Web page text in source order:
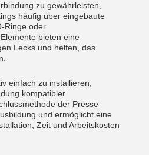
zu gewährleisten,
häufig über eingebaute
Ringe oder
bieten eine
Lecks und helfen, das
einfach zu installieren,
kompatibler
der Presse
und ermöglicht eine
Zeit und Arbeitskosten